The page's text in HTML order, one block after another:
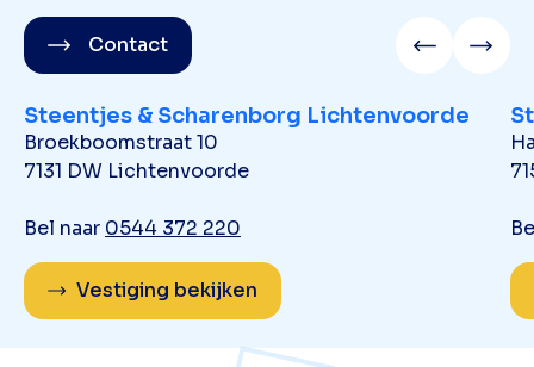
Contact
Steentjes & Scharenborg Lichtenvoorde
Broekboomstraat 10
7131 DW Lichtenvoorde
Bel naar 0544 372 220
Vestiging bekijken